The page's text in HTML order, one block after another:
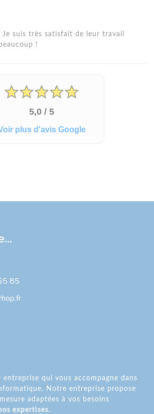
Je suis très satisfait de leur travail
!
5,0 / 5
plus d'avis Google
85
entreprise qui vous accompagne dans
Notre entreprise propose
adaptées à vos besoins
expertises.